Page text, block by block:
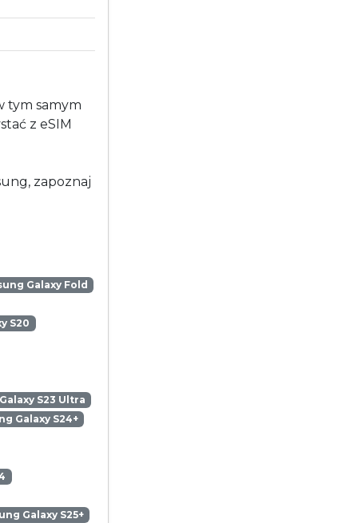
tym samym
z eSIM
zapoznaj
Galaxy Fold
S20
S23 Ultra
Galaxy S24+
Galaxy S25+